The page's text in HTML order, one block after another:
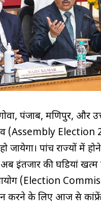
गोवा, पंजाब, मणिपुर, और
(Assembly Election
पांच राज्यों में
इंतजार की घडियां खत्म
(Election
करने के लिए आज प्रेस